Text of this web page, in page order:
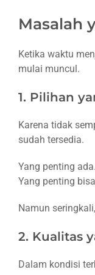
Mulai
Cara
Mereka
Plakat
Pakai
Harus
“Asal
Ada”
Tetap Bisa
Makna,
Waktu
Masalah
Ketika waktu
mulai muncul.
1. Pilihan
Karena tidak
sudah tersedia.
Yang penting ada.
Yang penting
Namun
2. Kualitas
Dalam kondisi